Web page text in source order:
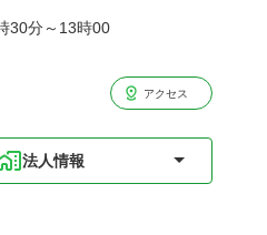
30分～13時00
アクセス
法人情報